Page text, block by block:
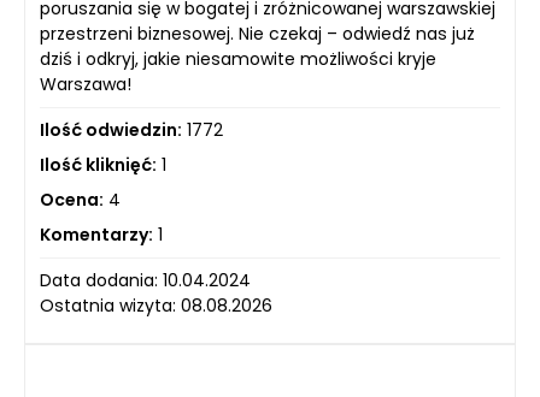
poruszania się w bogatej i zróżnicowanej warszawskiej
przestrzeni biznesowej. Nie czekaj – odwiedź nas już
dziś i odkryj, jakie niesamowite możliwości kryje
Warszawa!
Ilość odwiedzin: 1772
Ilość kliknięć: 1
Ocena: 4
Komentarzy: 1
Data dodania: 10.04.2024
Ostatnia wizyta: 08.08.2026